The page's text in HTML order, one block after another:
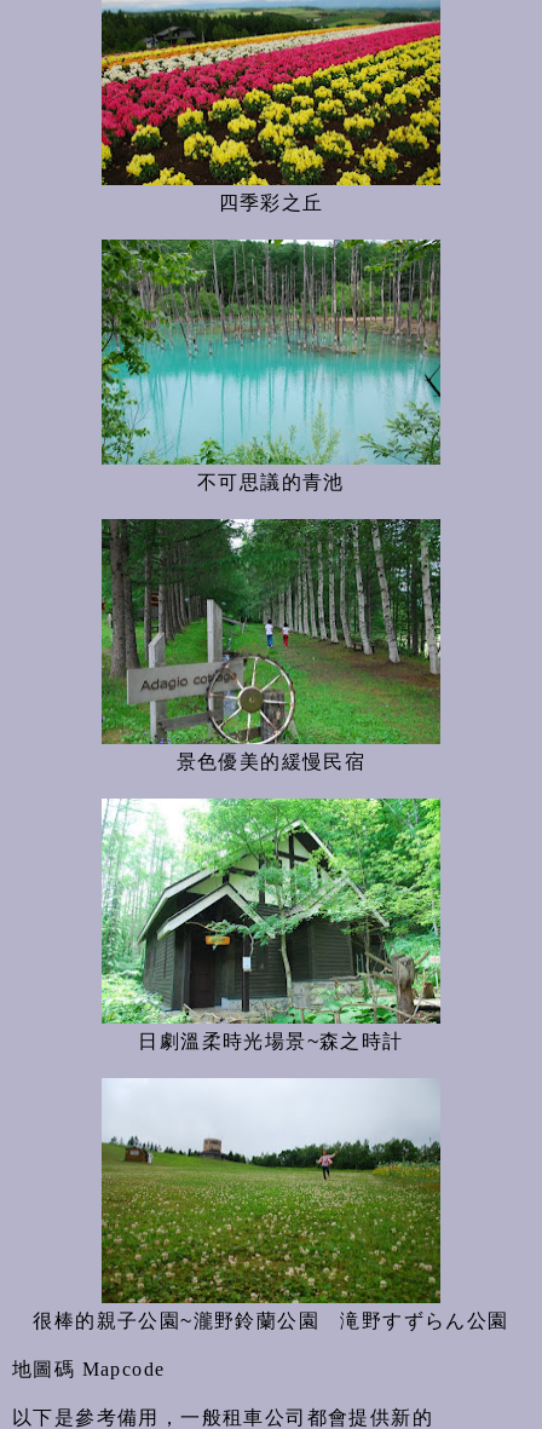
四季彩之丘
不可思議的青池
景色優美的緩慢民宿
日劇溫柔時光場景~森之時計
很棒的親子公園~瀧野鈴蘭公園 滝野すずらん公園
地圖碼 Mapcode
以下是參考備用，一般租車公司都會提供新的